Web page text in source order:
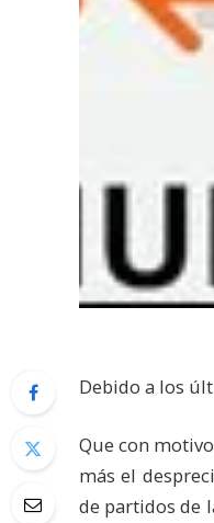
Debido a los
Que con
más el
de partidos de